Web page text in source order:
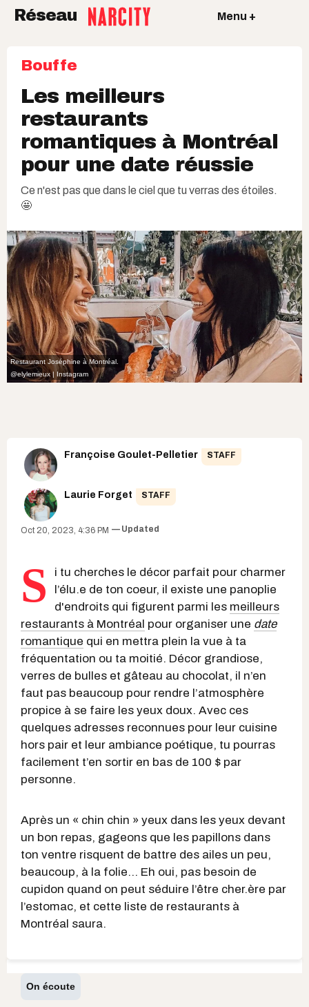
Réseau Menu +
Bouffe
Les meilleurs
restaurants
romantiques à Montréal
pour une date réussie
Ce n'est pas que dans le ciel que tu verras des étoiles.
🤩
Restaurant Joséphine à Montréal.
@elylemieux | Instagram
Françoise Goulet-Pelletier STAFF
Laurie Forget STAFF
Oct 20, 2023, 4:36 PM Updated
S
i tu cherches le décor parfait pour charmer
l’élu.e de ton coeur, il existe une panoplie
d'endroits qui figurent parmi les meilleurs
restaurants à Montréal pour organiser une date
romantique qui en mettra plein la vue à ta
fréquentation ou ta moitié. Décor grandiose,
verres de bulles et gâteau au chocolat, il n’en
faut pas beaucoup pour rendre l’atmosphère
propice à se faire les yeux doux. Avec ces
quelques adresses reconnues pour leur cuisine
hors pair et leur ambiance poétique, tu pourras
facilement t’en sortir en bas de 100 $ par
personne.
Après un « chin chin » yeux dans les yeux devant
un bon repas, gageons que les papillons dans
ton ventre risquent de battre des ailes un peu,
beaucoup, à la folie… Eh oui, pas besoin de
cupidon quand on peut séduire l’être cher.ère par
l’estomac, et cette liste de restaurants à
Montréal saura.
On écoute